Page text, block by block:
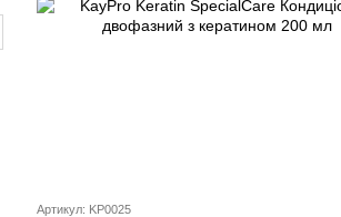
Артикул: KP0025